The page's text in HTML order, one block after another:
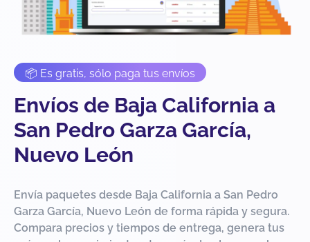
📦 Es gratis, sólo paga tus envíos
Envíos de Baja California a
San Pedro Garza García,
Nuevo León
Envía paquetes desde Baja California a San Pedro
Garza García, Nuevo León de forma rápida y segura.
Compara precios y tiempos de entrega, genera tus